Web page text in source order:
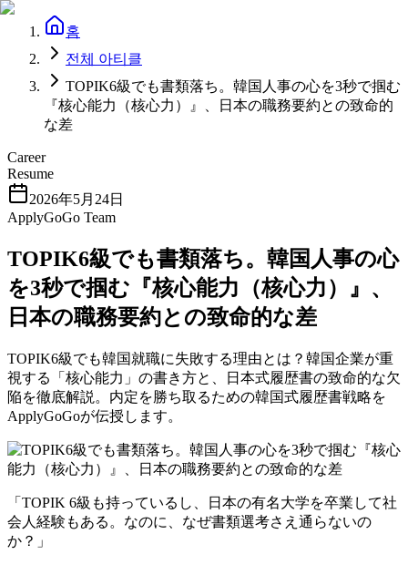
홈
전체 아티클
TOPIK6級でも書類落ち。韓国人事の心を3秒で掴む
『核心能力（核心力）』、日本の職務要約との致命的
な差
Career
Resume
2026年5月24日
ApplyGoGo Team
TOPIK6級でも書類落ち。韓国人事の心
を3秒で掴む『核心能力（核心力）』、
日本の職務要約との致命的な差
TOPIK6級でも韓国就職に失敗する理由とは？韓国企業が重
視する「核心能力」の書き方と、日本式履歴書の致命的な欠
陥を徹底解説。内定を勝ち取るための韓国式履歴書戦略を
ApplyGoGoが伝授します。
「TOPIK 6級も持っているし、日本の有名大学を卒業して社
会人経験もある。なのに、なぜ書類選考さえ通らないの
か？」